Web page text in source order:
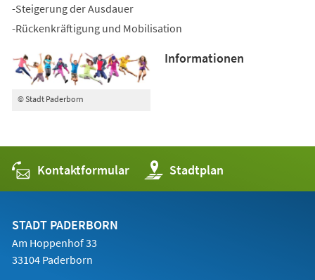
-Steigerung der Ausdauer
-Rückenkräftigung und Mobilisation
© Stadt Paderborn
Informationen
Kontaktformular Stadtplan
(Öffnet
in
einem
STADT PADERBORN
Am Hoppenhof 33
33104 Paderborn